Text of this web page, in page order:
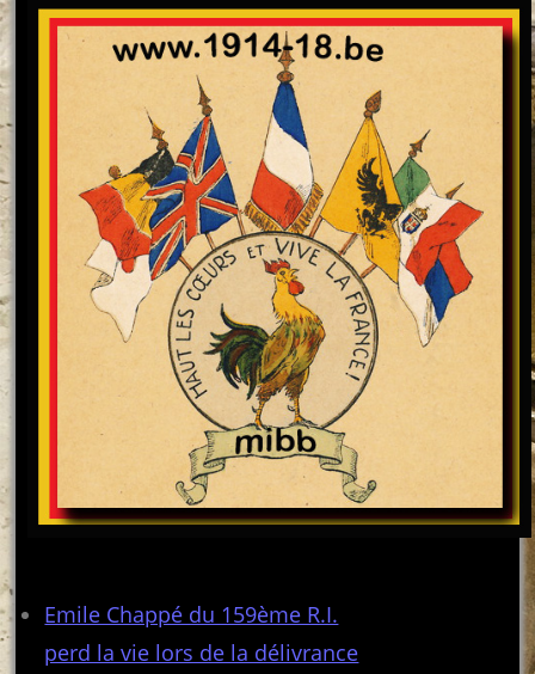
Emile Chappé du 159ème R.I.
perd la vie lors de la délivrance